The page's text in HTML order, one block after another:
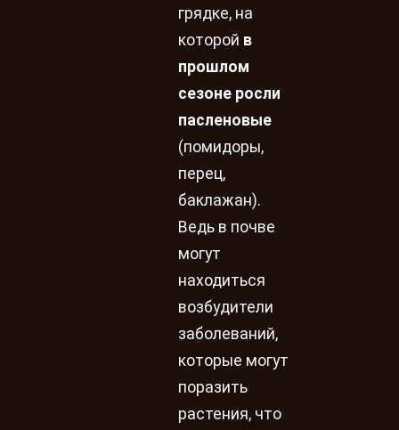
грядке, на
которой в
прошлом
сезоне росли
пасленовые
(помидоры,
перец,
баклажан).
Ведь в почве
могут
находиться
возбудители
заболеваний,
которые могут
поразить
растения, что